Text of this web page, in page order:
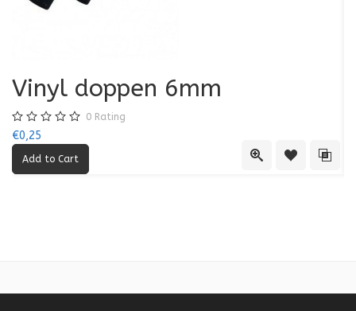
Quick ViewAdd to Add
Vinyl doppen 6mm
0 Rating
€0,25